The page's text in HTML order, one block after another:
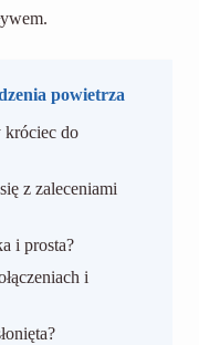
powietrza
króciec do
z zaleceniami
i prosta?
i